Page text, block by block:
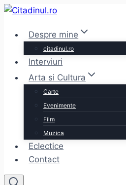
Skip
contentDespre mine
citadinul.ro
Interviuri
Arta si Cultura
Carte
Evenimente
Film
Muzica
Eclectice
Contact